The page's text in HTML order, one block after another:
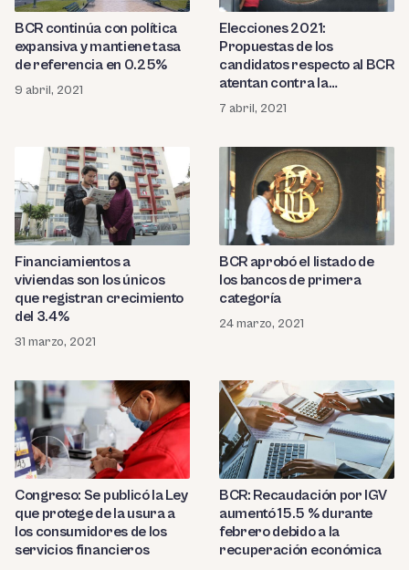
BCR continúa con política
expansiva y mantiene tasa
de referencia en 0.25%
9 abril, 2021
Elecciones 2021:
Propuestas de los
candidatos respecto al BCR
atentan contra la
autonomía de la institución
7 abril, 2021
Financiamientos a
viviendas son los únicos
que registran crecimiento
del 3.4%
31 marzo, 2021
BCR aprobó el listado de
los bancos de primera
categoría
24 marzo, 2021
Congreso: Se publicó la Ley
que protege de la usura a
los consumidores de los
servicios financieros
BCR: Recaudación por IGV
aumentó 15.5 % durante
febrero debido a la
recuperación económica